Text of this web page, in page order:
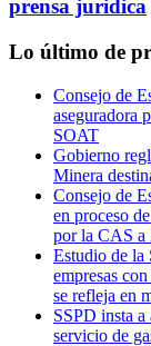
prensa juridica
Lo último de
Consejo de
aseguradora
SOAT
Gobierno
Minera
Consejo de
en proceso
por la CAS
Estudio de la
empresas
se refleja en
SSPD insta a
servicio de